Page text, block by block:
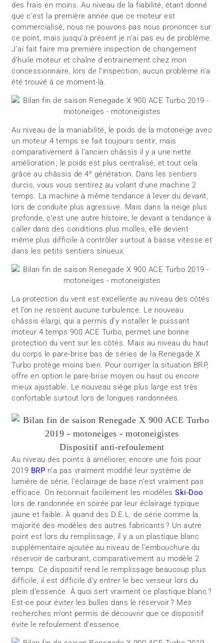
des frais en moins. Au niveau de la fiabilité, étant donné
que c’est la première année que ce moteur est
commercialisé, nous ne pouvons pas nous prononcer sur
ce point, mais jusqu’à présent je n’ai pas eu de problème.
J’ai fait faire ma première inspection de changement
d’huile moteur et chaîne d’entrainement chez mon
concessionnaire, lors de l’inspection, aucun problème n’a
été trouvé à ce moment-là.
Au niveau de la maniabilité, le poids de la motoneige avec
un moteur 4 temps se fait toujours sentir, mais
comparativement à l’ancien châssis il y a une nette
amélioration ; le poids est plus centralisé, et tout cela
grâce au châssis de 4e génération. Dans les sentiers
durcis, vous vous sentirez au volant d’une machine 2
temps. La machine à même tendance à lever du devant,
lors de conduite plus agressive. Mais dans la neige plus
profonde, c’est une autre histoire, le devant a tendance à
caller dans des conditions plus molles, elle devient
même plus difficile à contrôler surtout à basse vitesse et
dans les petits sentiers sinueux.
La protection du vent est excellente au niveau des côtés
et l’on ne ressent aucune turbulence. Le nouveau
châssis élargi, qui a permis d’y installer le puissant
moteur 4 temps 900 ACE Turbo, permet une bonne
protection du vent sur les côtés. Mais au niveau du haut
du corps le pare-brise bas de séries de la Renegade X
Turbo protège moins bien. Pour corriger la situation BRP,
offre en option le pare-brise moyen ou haut ou encore
mieux ajustable. Le nouveau siège plus large est très
confortable surtout lors de longues randonnées.
Dispositif anti-refoulement
Au niveau des points à améliorer, encore une fois pour
2019 BRP n’a pas vraiment modifié leur système de
lumière de série, l’éclairage de base n’est vraiment pas
efficace. On reconnait facilement les modèlesSki-Doo
lors de randonnée en soirée par leur éclairage typique
jaune et faible. À quand des D.E.L. de série comme la
majorité des modèles des autres fabricants ? Un autre
point est lors du remplissage, il y a un plastique blanc
supplémentaire ajoutée au niveau de l’embouchure du
réservoir de carburant, comparativement au modèle 2
temps. Ce dispositif rend le remplissage beaucoup plus
difficile, il est difficile d’y entrer le bec verseur lors du
plein d’essence. À quoi sert vraiment ce plastique blanc ?
Est-ce pour éviter les bulles dans le réservoir ? Mes
recherches m’ont permis de découvrir que ce dispositif
évite le refoulement d’essence.